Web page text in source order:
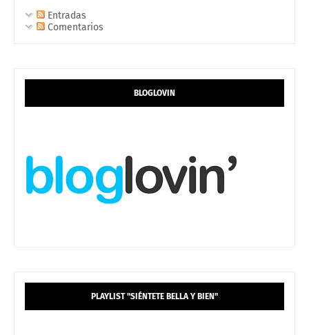
Entradas
Comentarios
BLOGLOVIN
PLAYLIST "SIÉNTETE BELLA Y BIEN"